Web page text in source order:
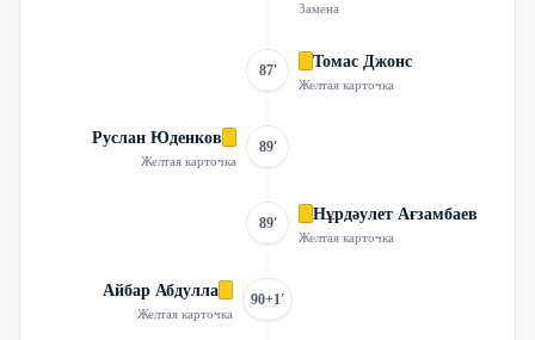
Замена
87' Томас Джонс
Желтая карточка
Руслан Юденков
Желтая карточка
89'
89' Нұрдәулет Ағзамбаев
Желтая карточка
Айбар Абдулла
Желтая карточка
90+1'